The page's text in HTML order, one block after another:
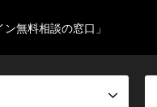
無料相談の窓口」